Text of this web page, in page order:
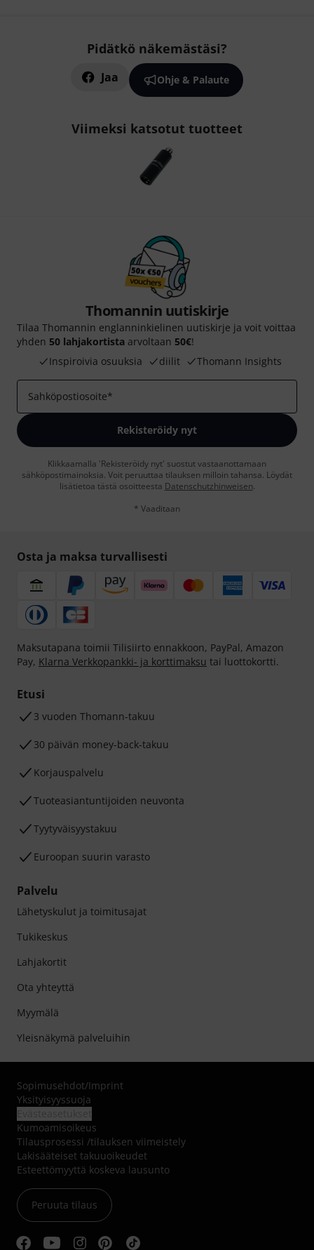
Pidätkö näkemästäsi?
Jaa Ohje & Palaute
Viimeksi katsotut tuotteet
Thomannin uutiskirje
Tilaa Thomannin englanninkielinen uutiskirje ja voit voittaa
yhden 50 lahjakortista arvoltaan 50€!
Inspiroivia osuuksia
diilit Thomann Insights
Sahköpostiosoite*
Rekisteröidy nyt
Klikkaamalla 'Rekisteröidy nyt' suostut vastaanottamaan
sähköpostimainoksia. Voit peruuttaa tilauksen milloin tahansa. Löydät
lisätietoa tästä osoitteesta Datenschutzhinweisen.
* Vaaditaan
Osta ja maksa turvallisesti
Maksutapana toimii Tilisiirto ennakkoon, PayPal, Amazon
Pay, Klarna Verkkopankki- ja korttimaksu tai luottokortti.
Etusi
3 vuoden Thomann-takuu
30 päivän money-back-takuu
Korjauspalvelu
Tuoteasiantuntijoiden neuvonta
Tyytyväisyystakuu
Euroopan suurin varasto
Palvelu
Lähetyskulut ja toimitusajat
Tukikeskus
Lahjakortit
Ota yhteyttä
Myymälä
Yleisnäkymä palveluihin
Sopimusehdot/Imprint
Yksityisyyssuoja
Kumoamisoikeus
Tilausprosessi /tilauksen viimeistely
Lakisääteiset takuuoikeudet
Esteettömyyttä koskeva lausunto
Peruuta tilaus